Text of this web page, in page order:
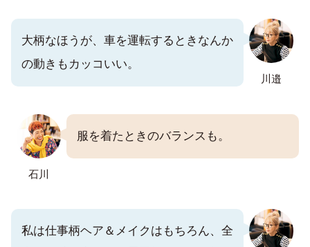
川邉
大柄なほうが、車を運転するときなんか
の動きもカッコいい。
石川
服を着たときのバランスも。
私は仕事柄ヘア＆メイクはもちろん、全